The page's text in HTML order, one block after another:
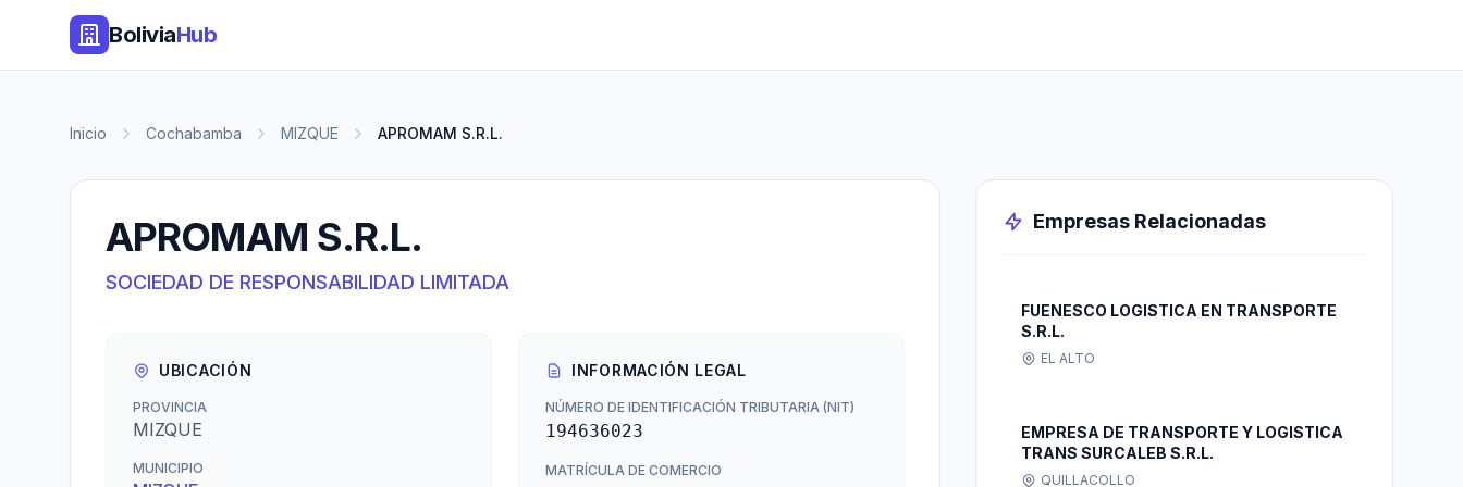
BoliviaHub
Inicio Cochabamba MIZQUE APROMAM S.R.L.
APROMAM S.R.L.
SOCIEDAD DE RESPONSABILIDAD LIMITADA
UBICACIÓN
PROVINCIA
MIZQUE
MUNICIPIO
INFORMACIÓN LEGAL
NÚMERO DE IDENTIFICACIÓN TRIBUTARIA (NIT)
194636023
MATRÍCULA DE COMERCIO
Empresas Relacionadas
FUENESCO LOGISTICA EN TRANSPORTE
S.R.L.
EL ALTO
EMPRESA DE TRANSPORTE Y LOGISTICA
TRANS SURCALEB S.R.L.
QUILLACOLLO